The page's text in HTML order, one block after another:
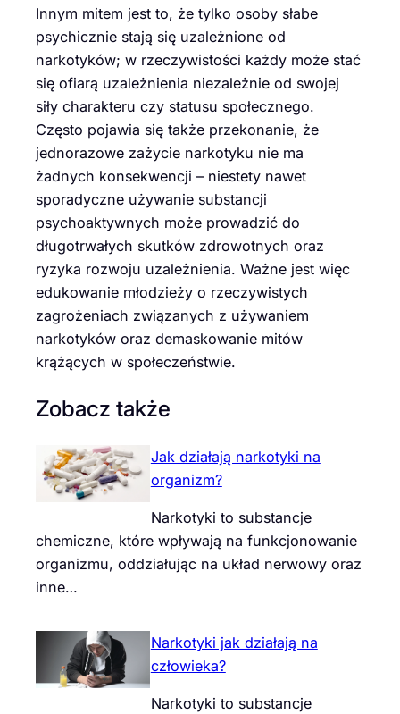
Innym mitem jest to, że tylko osoby słabe
psychicznie stają się uzależnione od
narkotyków; w rzeczywistości każdy może stać
się ofiarą uzależnienia niezależnie od swojej
siły charakteru czy statusu społecznego.
Często pojawia się także przekonanie, że
jednorazowe zażycie narkotyku nie ma
żadnych konsekwencji – niestety nawet
sporadyczne używanie substancji
psychoaktywnych może prowadzić do
długotrwałych skutków zdrowotnych oraz
ryzyka rozwoju uzależnienia. Ważne jest więc
edukowanie młodzieży o rzeczywistych
zagrożeniach związanych z używaniem
narkotyków oraz demaskowanie mitów
krążących w społeczeństwie.
Zobacz także
Jak działają narkotyki na
organizm?
Narkotyki to substancje
chemiczne, które wpływają na funkcjonowanie
organizmu, oddziałując na układ nerwowy oraz
inne…
Narkotyki jak działają na
człowieka?
Narkotyki to substancje